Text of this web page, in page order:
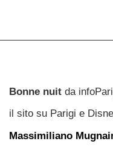
Bonne nuit da
il sito su Parigi e
Massimiliano